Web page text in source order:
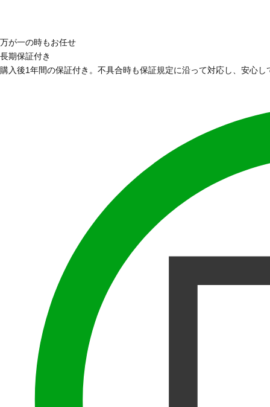
万が一の時もお任せ
長期保証付き
購入後1年間の保証付き。不具合時も保証規定に沿って対応し、安心